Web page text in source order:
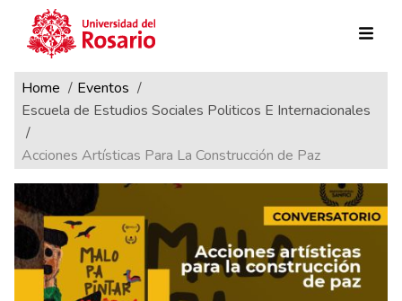
Pasar al contenido principal
Ruta de navegación
Home
Eventos
Escuela de Estudios Sociales Politicos E Internacionales
Acciones Artísticas Para La Construcción de Paz